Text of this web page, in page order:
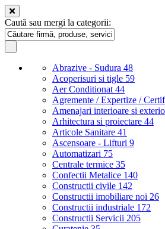
Caută sau mergi la categorii:
Abrazive - Sudura 48
Acoperisuri si tigle 59
Aer Conditionat 44
Agremente / Expertize /
Amenajari interioare si
Arhitectura si proiectare 44
Articole Sanitare 41
Ascensoare - Lifturi 9
Automatizari 75
Centrale termice 35
Confectii Metalice 140
Constructii civile 142
Constructii imobiliare noi 26
Constructii industriale 172
Constructii Servicii 205